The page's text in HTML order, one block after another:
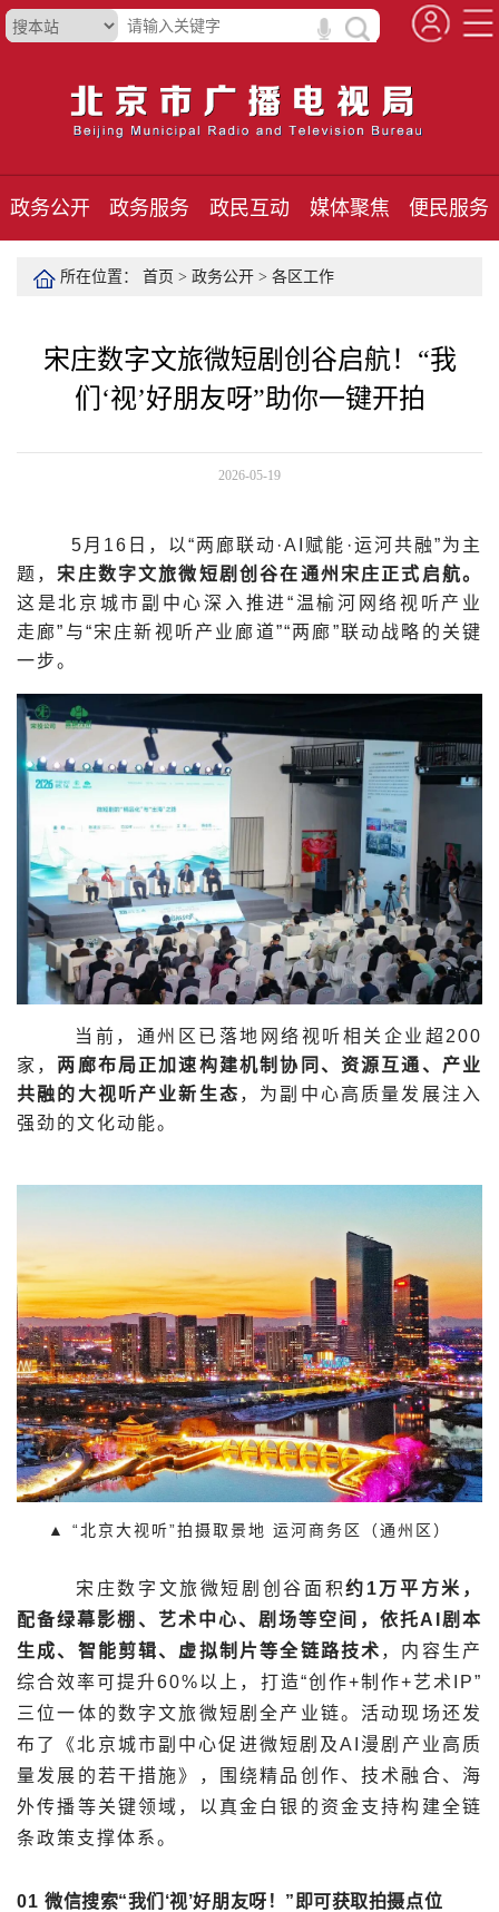
政务公开 政务服务 政民互动 媒体聚焦 便民服务
所在位置： 首页 > 政务公开 > 各区工作
宋庄数字文旅微短剧创谷启航！“我
们‘视’好朋友呀”助你一键开拍
2026-05-19
5月16日，以“两廊联动·AI赋能·运河共融”为主
题， 宋庄数字文旅微短剧创谷在通州宋庄正式启航。
这是北京城市副中心深入推进“温榆河网络视听产业
走廊”与“宋庄新视听产业廊道”“两廊”联动战略的关键
一步。
当前，通州区已落地网络视听相关企业超200
家， 两廊布局正加速构建机制协同、资源互通、产业
共融的大视听产业新生态 ，为副中心高质量发展注入
强劲的文化动能。
▲ “北京大视听”拍摄取景地 运河商务区（通州区）
宋庄数字文旅微短剧创谷面积约1万平方米，
配备绿幕影棚、艺术中心、剧场等空间，依托AI剧本
生成、智能剪辑、虚拟制片等全链路技术 ，内容生产
综合效率可提升60%以上，打造“创作+制作+艺术IP”
三位一体的数字文旅微短剧全产业链。活动现场还发
布了《北京城市副中心促进微短剧及AI漫剧产业高质
量发展的若干措施》，围绕精品创作、技术融合、海
外传播等关键领域，以真金白银的资金支持构建全链
条政策支撑体系。
01 微信搜索“我们‘视’好朋友呀！” 即可获取拍摄点位